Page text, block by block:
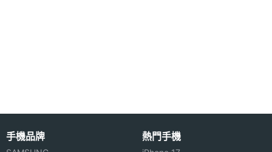
手機品牌 熱門手機